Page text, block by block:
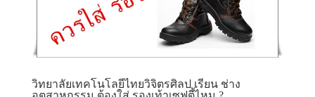
วิทยาลัยเทคโนโลยีไทยวิจิตรศิลป เรียน ช่าง